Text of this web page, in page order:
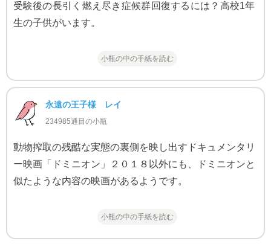
受験後の長引く燃え尽き症候群回復するには？高校1年
生の子供がいます。
小瓶の中の手紙を読む
永遠の王子様 レイ
234985通目の小瓶
動物搾取の残酷な実態の裏側を映し出すドキュメンタリ
ー映画「ドミニオン」２０１８以外にも、ドミニオンと
似たような内容の映画があるようです。
小瓶の中の手紙を読む